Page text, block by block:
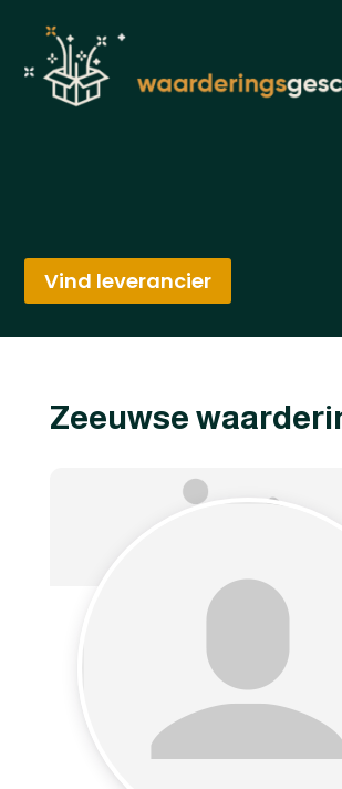
Vind leverancier
Zeeuwse